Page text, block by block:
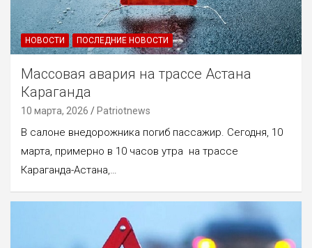
НОВОСТИ ПОСЛЕДНИЕ НОВОСТИ
Массовая авария на трассе Астана
Караганда
10 марта, 2026 Patriotnews
В салоне внедорожника погиб пассажир. Сегодня, 10
марта, примерно в 10 часов утра на трассе
Караганда-Астана,…